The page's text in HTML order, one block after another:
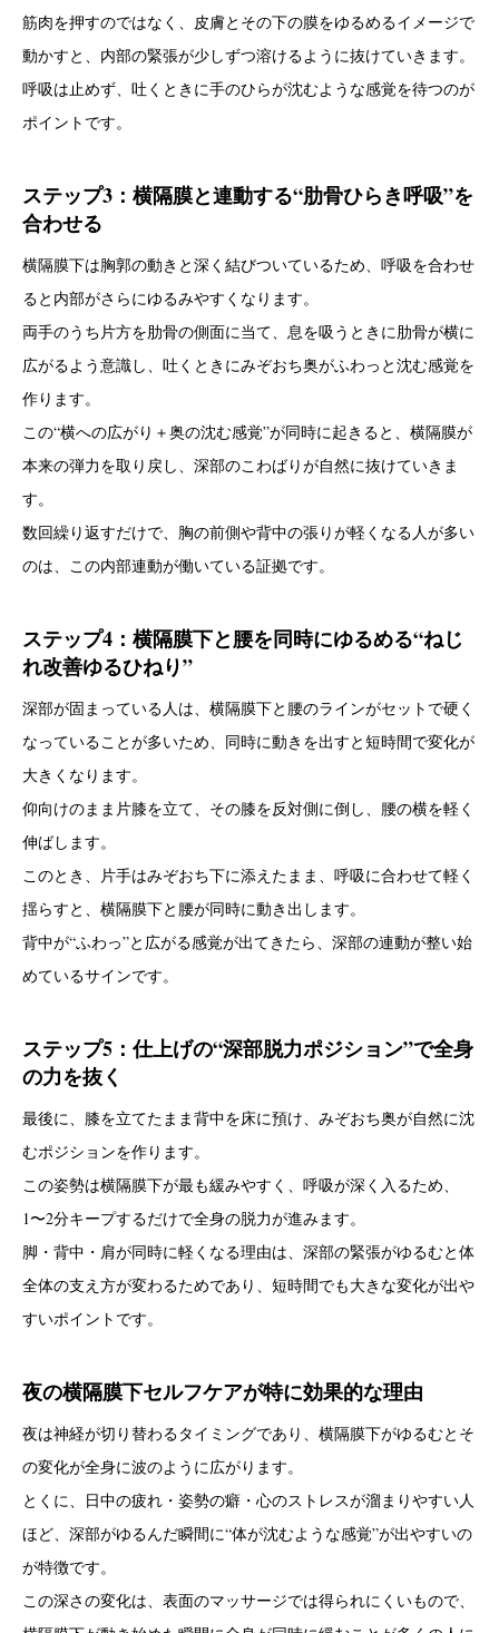
筋肉を押すのではなく、皮膚とその下の膜をゆるめるイメージで
動かすと、内部の緊張が少しずつ溶けるように抜けていきます。
呼吸は止めず、吐くときに手のひらが沈むような感覚を待つのが
ポイントです。
ステップ3：横隔膜と連動する“肋骨ひらき呼吸”を
合わせる
横隔膜下は胸郭の動きと深く結びついているため、呼吸を合わせ
ると内部がさらにゆるみやすくなります。
両手のうち片方を肋骨の側面に当て、息を吸うときに肋骨が横に
広がるよう意識し、吐くときにみぞおち奥がふわっと沈む感覚を
作ります。
この“横への広がり＋奥の沈む感覚”が同時に起きると、横隔膜が
本来の弾力を取り戻し、深部のこわばりが自然に抜けていきま
す。
数回繰り返すだけで、胸の前側や背中の張りが軽くなる人が多い
のは、この内部連動が働いている証拠です。
ステップ4：横隔膜下と腰を同時にゆるめる“ねじ
れ改善ゆるひねり”
深部が固まっている人は、横隔膜下と腰のラインがセットで硬く
なっていることが多いため、同時に動きを出すと短時間で変化が
大きくなります。
仰向けのまま片膝を立て、その膝を反対側に倒し、腰の横を軽く
伸ばします。
このとき、片手はみぞおち下に添えたまま、呼吸に合わせて軽く
揺らすと、横隔膜下と腰が同時に動き出します。
背中が“ふわっ”と広がる感覚が出てきたら、深部の連動が整い始
めているサインです。
ステップ5：仕上げの“深部脱力ポジション”で全身
の力を抜く
最後に、膝を立てたまま背中を床に預け、みぞおち奥が自然に沈
むポジションを作ります。
この姿勢は横隔膜下が最も緩みやすく、呼吸が深く入るため、
1〜2分キープするだけで全身の脱力が進みます。
脚・背中・肩が同時に軽くなる理由は、深部の緊張がゆるむと体
全体の支え方が変わるためであり、短時間でも大きな変化が出や
すいポイントです。
夜の横隔膜下セルフケアが特に効果的な理由
夜は神経が切り替わるタイミングであり、横隔膜下がゆるむとそ
の変化が全身に波のように広がります。
とくに、日中の疲れ・姿勢の癖・心のストレスが溜まりやすい人
ほど、深部がゆるんだ瞬間に“体が沈むような感覚”が出やすいの
が特徴です。
この深さの変化は、表面のマッサージでは得られにくいもので、